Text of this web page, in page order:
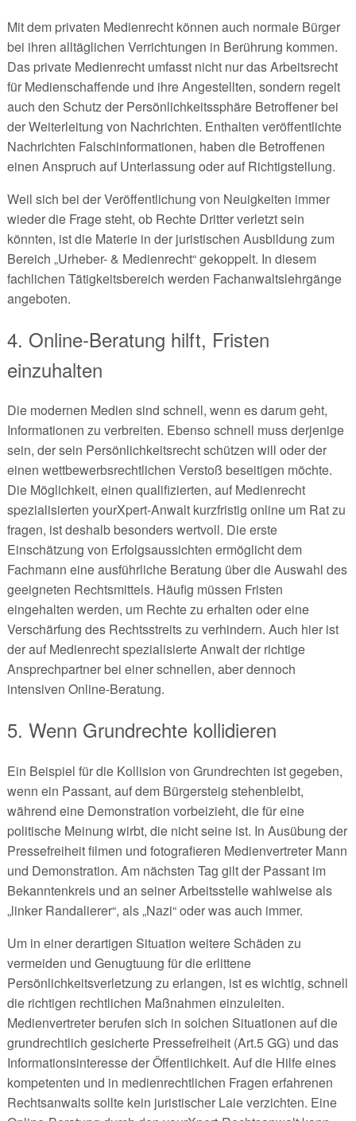
Mit dem privaten Medienrecht können auch normale Bürger
bei ihren alltäglichen Verrichtungen in Berührung kommen.
Das private Medienrecht umfasst nicht nur das Arbeitsrecht
für Medienschaffende und ihre Angestellten, sondern regelt
auch den Schutz der Persönlichkeitssphäre Betroffener bei
der Weiterleitung von Nachrichten. Enthalten veröffentlichte
Nachrichten Falschinformationen, haben die Betroffenen
einen Anspruch auf Unterlassung oder auf Richtigstellung.
Weil sich bei der Veröffentlichung von Neuigkeiten immer
wieder die Frage steht, ob Rechte Dritter verletzt sein
könnten, ist die Materie in der juristischen Ausbildung zum
Bereich „Urheber- & Medienrecht“ gekoppelt. In diesem
fachlichen Tätigkeitsbereich werden Fachanwaltslehrgänge
angeboten.
4. Online-Beratung hilft, Fristen
einzuhalten
Die modernen Medien sind schnell, wenn es darum geht,
Informationen zu verbreiten. Ebenso schnell muss derjenige
sein, der sein Persönlichkeitsrecht schützen will oder der
einen wettbewerbsrechtlichen Verstoß beseitigen möchte.
Die Möglichkeit, einen qualifizierten, auf Medienrecht
spezialisierten yourXpert-Anwalt kurzfristig online um Rat zu
fragen, ist deshalb besonders wertvoll. Die erste
Einschätzung von Erfolgsaussichten ermöglicht dem
Fachmann eine ausführliche Beratung über die Auswahl des
geeigneten Rechtsmittels. Häufig müssen Fristen
eingehalten werden, um Rechte zu erhalten oder eine
Verschärfung des Rechtsstreits zu verhindern. Auch hier ist
der auf Medienrecht spezialisierte Anwalt der richtige
Ansprechpartner bei einer schnellen, aber dennoch
intensiven Online-Beratung.
5. Wenn Grundrechte kollidieren
Ein Beispiel für die Kollision von Grundrechten ist gegeben,
wenn ein Passant, auf dem Bürgersteig stehenbleibt,
während eine Demonstration vorbeizieht, die für eine
politische Meinung wirbt, die nicht seine ist. In Ausübung der
Pressefreiheit filmen und fotografieren Medienvertreter Mann
und Demonstration. Am nächsten Tag gilt der Passant im
Bekanntenkreis und an seiner Arbeitsstelle wahlweise als
„linker Randalierer“, als „Nazi“ oder was auch immer.
Um in einer derartigen Situation weitere Schäden zu
vermeiden und Genugtuung für die erlittene
Persönlichkeitsverletzung zu erlangen, ist es wichtig, schnell
die richtigen rechtlichen Maßnahmen einzuleiten.
Medienvertreter berufen sich in solchen Situationen auf die
grundrechtlich gesicherte Pressefreiheit (Art.5 GG) und das
Informationsinteresse der Öffentlichkeit. Auf die Hilfe eines
kompetenten und in medienrechtlichen Fragen erfahrenen
Rechtsanwalts sollte kein juristischer Laie verzichten. Eine